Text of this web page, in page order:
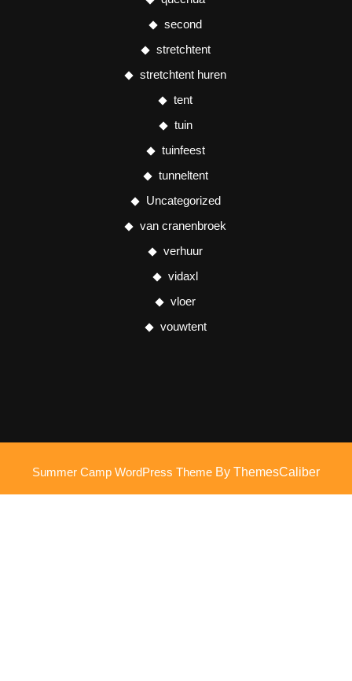
second
stretchtent
stretchtent huren
tent
tuin
tuinfeest
tunneltent
Uncategorized
van cranenbroek
verhuur
vidaxl
vloer
vouwtent
Summer Camp WordPress Theme By ThemesCaliber